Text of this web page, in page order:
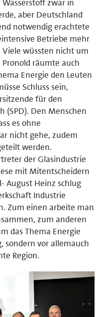
zwar in
aber Deutschland
notwendig erachtete
Betriebe mehr
wüssten nicht um
räumte auch
Energie den Leuten
Schluss sein,
für den
(SPD). Den Menschen
es ohne
nicht gehe, zudem
werden.
der Glasindustrie
mit Mitentscheidern
August Heinz schlug
Industrie
Zum einen arbeite man
zum anderen
das Thema Energie
sondern vor allemauch
Region.